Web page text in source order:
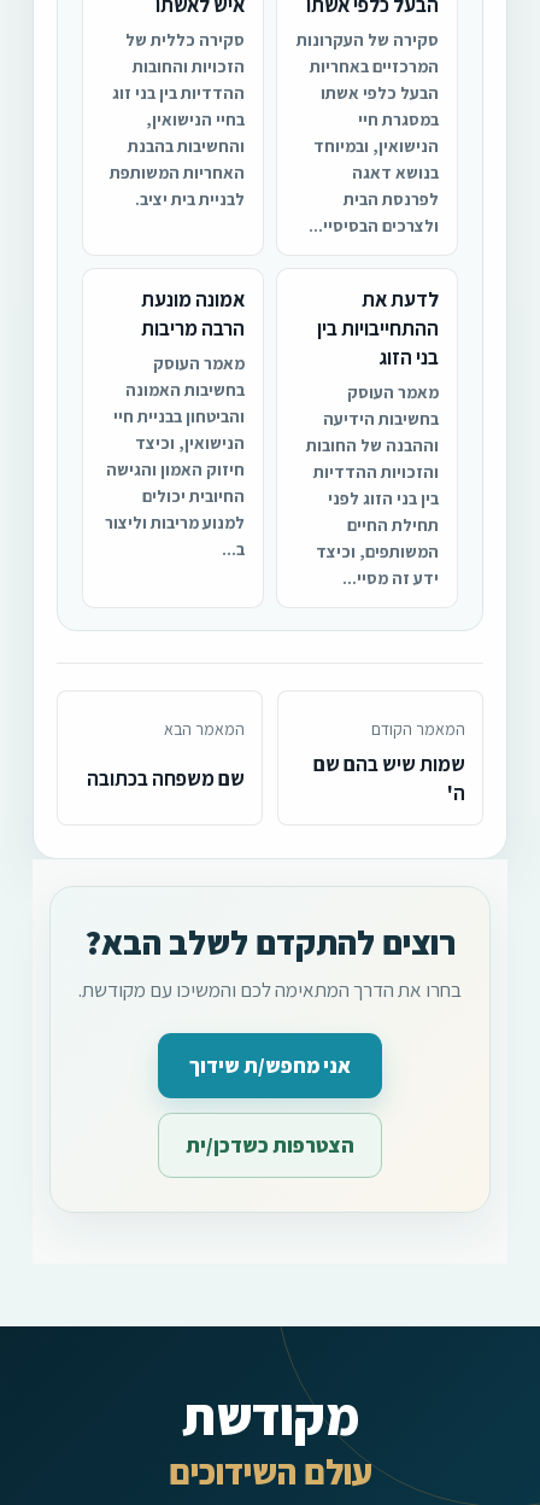
סקירה של העקרונות
המרכזיים באחריות
הבעל כלפי אשתו
במסגרת חיי
הנישואין, ובמיוחד
בנושא דאגה
לפרנסת הבית
ולצרכים הבסיסיי...
סקירה כללית של
הזכויות והחובות
ההדדיות בין בני זוג
בחיי הנישואין,
והחשיבות בהבנת
האחריות המשותפת
לבניית בית יציב.
לדעת את
ההתחייבויות בין
בני הזוג
מאמר העוסק
בחשיבות הידיעה
וההבנה של החובות
והזכויות ההדדיות
בין בני הזוג לפני
תחילת החיים
המשותפים, וכיצד
ידע זה מסיי...
אמונה מונעת
הרבה מריבות
מאמר העוסק
בחשיבות האמונה
והביטחון בבניית חיי
הנישואין, וכיצד
חיזוק האמון והגישה
החיובית יכולים
למנוע מריבות וליצור
ב...
המאמר הקודם
שמות שיש בהם שם
ה'
המאמר הבא
שם משפחה בכתובה
רוצים להתקדם לשלב הבא?
בחרו את הדרך המתאימה לכם והמשיכו עם מקודשת.
אני מחפש/ת שידוך
הצטרפות כשדכן/ית
מקודשת
עולם השידוכים